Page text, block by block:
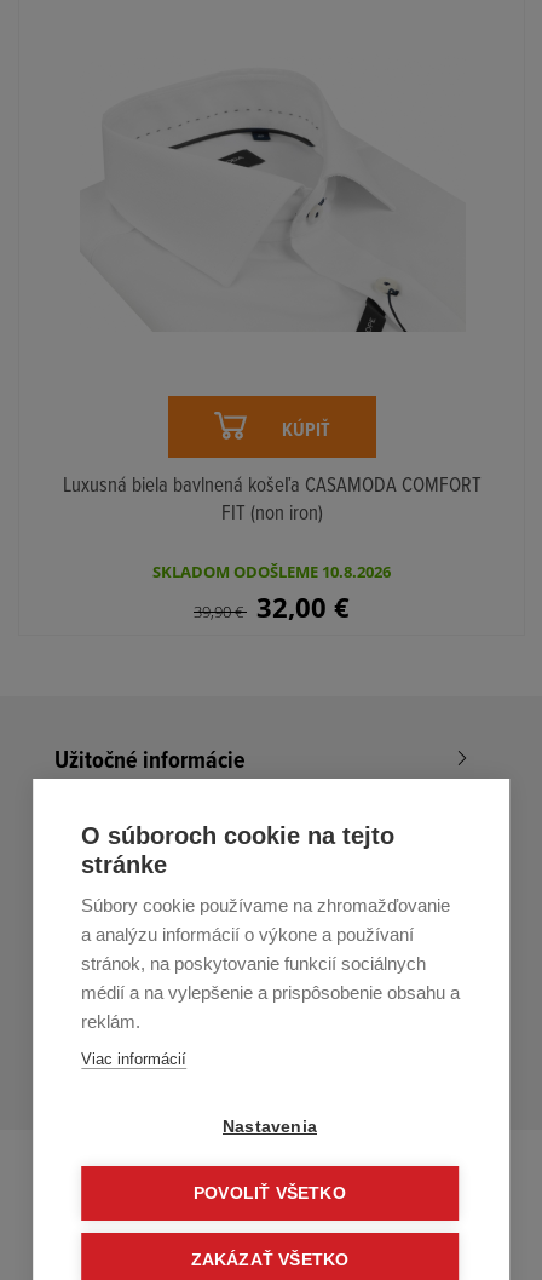
KÚPIŤ
Luxusná biela bavlnená košeľa CASAMODA COMFORT
FIT (non iron)
SKLADOM ODOŠLEME 10.8.2026
39,90€ 32,00 €
Užitočné informácie
Nákup v All4Men.sk
Zákaznícky servis
Prihláste sa k odberu noviniek
Prihlásiť
osoby staršie ako 16 rokov!
O súboroch cookie na tejto
stránke
Súbory cookie používame na zhromažďovanie
a analýzu informácií o výkone a používaní
stránok, na poskytovanie funkcií sociálnych
médií a na vylepšenie a prispôsobenie obsahu a
reklám.
Viac informácií
Nastavenia
POVOLIŤ VŠETKO
ZAKÁZAŤ VŠETKO